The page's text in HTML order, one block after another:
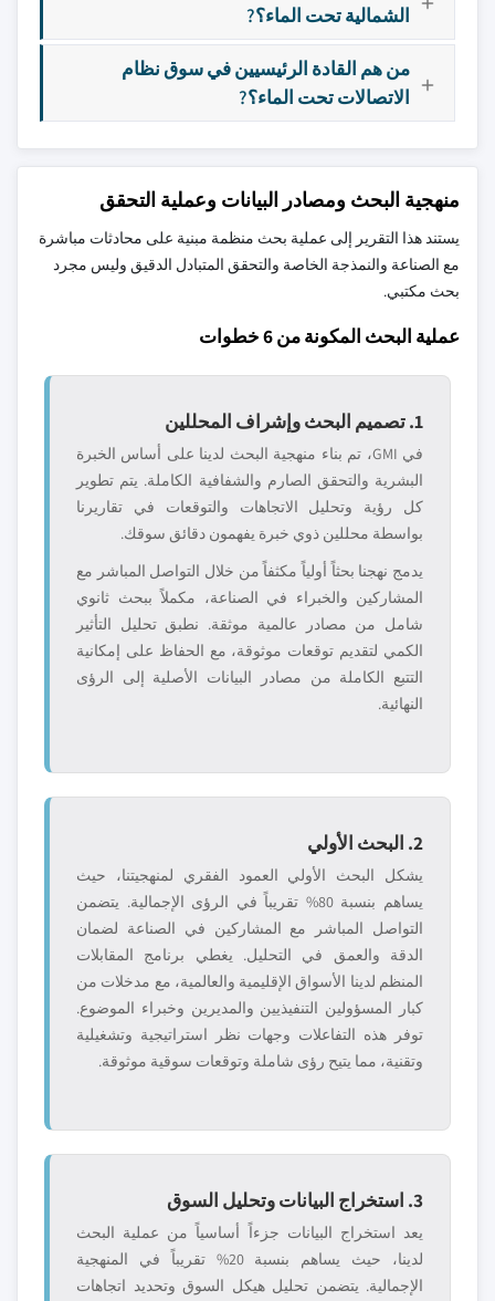
الشمالية تحت الماء؟?
من هم القادة الرئيسيين في سوق نظام
الاتصالات تحت الماء؟?
منهجية البحث ومصادر البيانات وعملية التحقق
يستند هذا التقرير إلى عملية بحث منظمة مبنية على محادثات مباشرة
مع الصناعة والنمذجة الخاصة والتحقق المتبادل الدقيق وليس مجرد
بحث مكتبي.
عملية البحث المكونة من 6 خطوات
1. تصميم البحث وإشراف المحللين
في GMI، تم بناء منهجية البحث لدينا على أساس الخبرة
البشرية والتحقق الصارم والشفافية الكاملة. يتم تطوير
كل رؤية وتحليل الاتجاهات والتوقعات في تقاريرنا
بواسطة محللين ذوي خبرة يفهمون دقائق سوقك.
يدمج نهجنا بحثاً أولياً مكثفاً من خلال التواصل المباشر مع
المشاركين والخبراء في الصناعة، مكملاً ببحث ثانوي
شامل من مصادر عالمية موثقة. نطبق تحليل التأثير
الكمي لتقديم توقعات موثوقة، مع الحفاظ على إمكانية
التتبع الكاملة من مصادر البيانات الأصلية إلى الرؤى
النهائية.
2. البحث الأولي
يشكل البحث الأولي العمود الفقري لمنهجيتنا، حيث
يساهم بنسبة 80% تقريباً في الرؤى الإجمالية. يتضمن
التواصل المباشر مع المشاركين في الصناعة لضمان
الدقة والعمق في التحليل. يغطي برنامج المقابلات
المنظم لدينا الأسواق الإقليمية والعالمية، مع مدخلات من
كبار المسؤولين التنفيذيين والمديرين وخبراء الموضوع.
توفر هذه التفاعلات وجهات نظر استراتيجية وتشغيلية
وتقنية، مما يتيح رؤى شاملة وتوقعات سوقية موثوقة.
3. استخراج البيانات وتحليل السوق
يعد استخراج البيانات جزءاً أساسياً من عملية البحث
لدينا، حيث يساهم بنسبة 20% تقريباً في المنهجية
الإجمالية. يتضمن تحليل هيكل السوق وتحديد اتجاهات